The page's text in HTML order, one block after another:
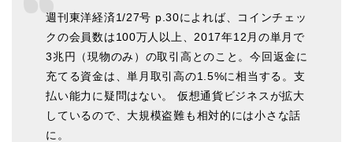
週刊東洋経済1/27号 p.30によれば、コインチェッ
クの会員数は100万人以上、2017年12月の単月で
3兆円（現物のみ）の取引高とのこと。今回返金に
充てる資金は、単月取引高の1.5%に相当する。支
払い能力に疑問はない。 仮想通貨ビジネスが拡大
しているので、大規模盗難も相対的には小さな話
に。